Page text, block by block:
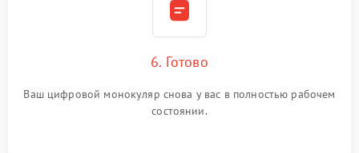
6. Готово
Ваш цифровой монокуляр снова у вас в полностью рабочем
состоянии.